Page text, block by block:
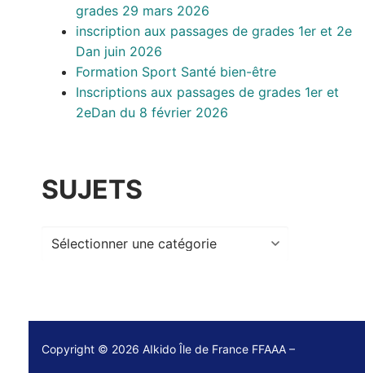
grades 29 mars 2026
inscription aux passages de grades 1er et 2e
Dan juin 2026
Formation Sport Santé bien-être
Inscriptions aux passages de grades 1er et
2eDan du 8 février 2026
SUJETS
Sujets
Copyright © 2026 AIkido Île de France FFAAA –